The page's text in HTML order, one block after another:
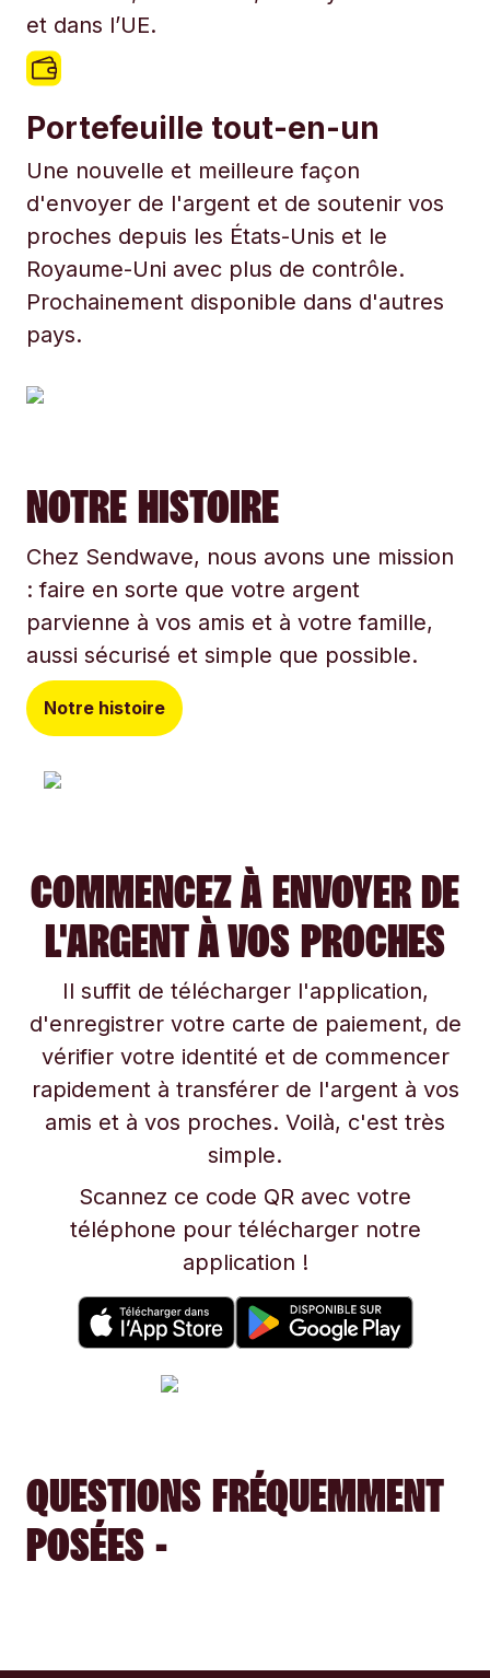
et dans l’UE.
Portefeuille tout-en-un
Une nouvelle et meilleure façon
d'envoyer de l'argent et de soutenir vos
proches depuis les États-Unis et le
Royaume-Uni avec plus de contrôle.
Prochainement disponible dans d'autres
pays.
NOTRE HISTOIRE
Chez Sendwave, nous avons une mission
: faire en sorte que votre argent
parvienne à vos amis et à votre famille,
aussi sécurisé et simple que possible.
Notre histoire
COMMENCEZ À ENVOYER DE
L'ARGENT À VOS PROCHES
Il suffit de télécharger l'application,
d'enregistrer votre carte de paiement, de
vérifier votre identité et de commencer
rapidement à transférer de l'argent à vos
amis et à vos proches. Voilà, c'est très
simple.
Scannez ce code QR avec votre
téléphone pour télécharger notre
application !
QUESTIONS FRÉQUEMMENT
POSÉES -